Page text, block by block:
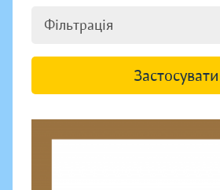
Фільтрація
Застосувати